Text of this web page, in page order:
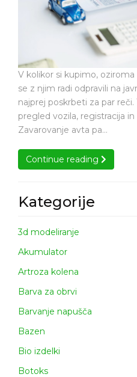
V kolikor si kupimo,
se z njim radi odpravili na
najprej poskrbeti za par
pregled vozila, registracija
Zavarovanje avta pa…
Continue reading
Kategorije
3d modeliranje
Akumulator
Artroza kolena
Barva za obrvi
Barvanje napušča
Bazen
Bio izdelki
Botoks